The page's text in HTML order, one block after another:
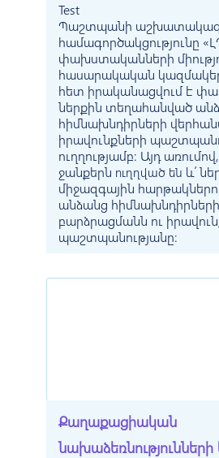
Test
Պաշտպանի
համագործակցությունը
փախստականների
հասարակական
հետ իրականացվում է
ներքին տեղահանված
հիմնախնդիրների
իրավունքների
ուղղությամբ: Այդ
ջանքերն ուղղված են և՛
միջազգային
անձանց հիմնախնդիրների
բարձրացմանն ու
պաշտպանությանը:
Քաղաքացիական